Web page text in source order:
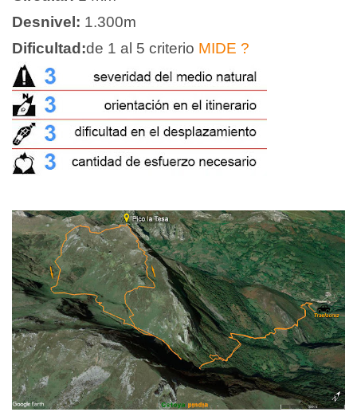
Desnivel: 1.300m
Dificultad:de 1 al 5 criterio MIDE ?